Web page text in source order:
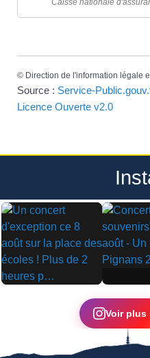
© Direction de l'information légale
Source : Service-
Licence Ouverte v2.0
▶
▶
Voir plus